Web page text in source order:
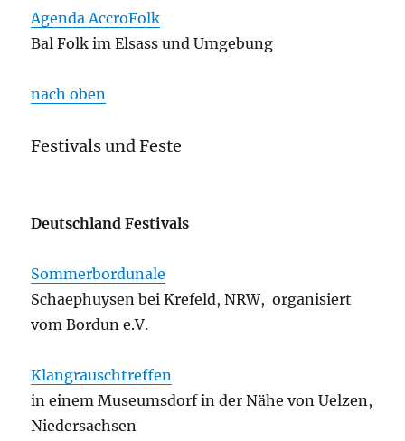
Agenda AccroFolk
Bal Folk im Elsass und Umgebung
nach oben
Festivals und Feste
Deutschland Festivals
Sommerbordunale
Schaephuysen bei Krefeld, NRW, organisiert
vom Bordun e.V.
Klangrauschtreffen
in einem Museumsdorf in der Nähe von Uelzen,
Niedersachsen